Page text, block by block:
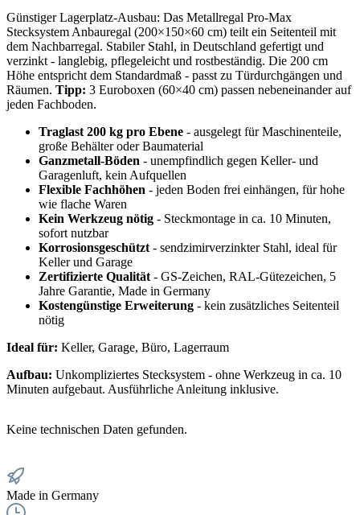
Günstiger Lagerplatz-Ausbau: Das Metallregal Pro-Max
Stecksystem Anbauregal (200×150×60 cm) teilt ein Seitenteil mit
dem Nachbarregal. Stabiler Stahl, in Deutschland gefertigt und
verzinkt - langlebig, pflegeleicht und rostbeständig. Die 200 cm
Höhe entspricht dem Standardmaß - passt zu Türdurchgängen und
Räumen. Tipp: 3 Euroboxen (60×40 cm) passen nebeneinander auf
jeden Fachboden.
Traglast 200 kg pro Ebene - ausgelegt für Maschinenteile,
große Behälter oder Baumaterial
Ganzmetall-Böden - unempfindlich gegen Keller- und
Garagenluft, kein Aufquellen
Flexible Fachhöhen - jeden Boden frei einhängen, für hohe
wie flache Waren
Kein Werkzeug nötig - Steckmontage in ca. 10 Minuten,
sofort nutzbar
Korrosionsgeschützt- sendzimirverzinkter Stahl, ideal für
Keller und Garage
Zertifizierte Qualität- GS-Zeichen, RAL-Gütezeichen, 5
Jahre Garantie, Made in Germany
Kostengünstige Erweiterung - kein zusätzliches Seitenteil
nötig
Ideal für: Keller, Garage, Büro, Lagerraum
Aufbau: Unkompliziertes Stecksystem - ohne Werkzeug in ca. 10
Minuten aufgebaut. Ausführliche Anleitung inklusive.
Keine technischen Daten gefunden.
Made in Germany